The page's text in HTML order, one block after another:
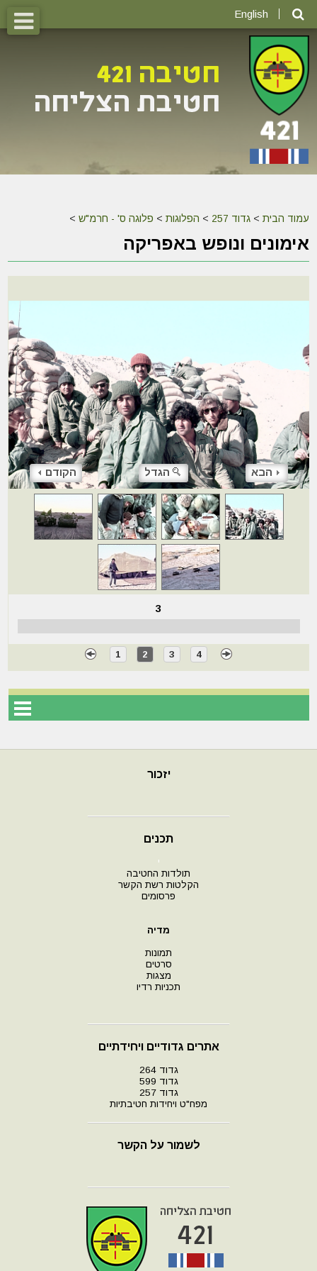
English
עמוד הבית >גדוד 257 > הפלוגות > פלוגה ס' - חרמ"ש >
אימונים ונופש באפריקה
הקודם הגדל הבא
3
1 2 3 4
יזכור
תכנים
י
תולדות החטיבה
הקלטות רשת הקשר
פרסומים
מדיה
תמונות
סרטים
מצגות
תכניות רדיו
אתרים גדודיים ויחידתיים
גדוד 264
גדוד 599
גדוד 257
מפח"ט ויחידות חטיבתיות
לשמור על הקשר